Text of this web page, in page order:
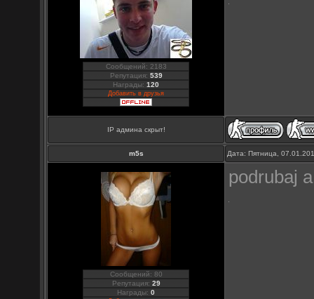
Сообщений: 2183
Репутация: 539
Награды:120
Добавить в друзья
IP админа скрыт!
m5s Дата: Пятница,
Сообщений: 80
Репутация: 29
Награды:0
podrubaj